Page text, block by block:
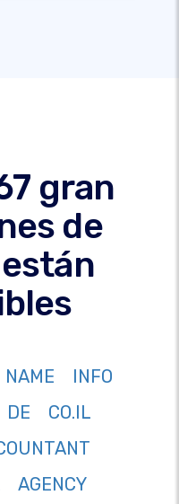
gran
de
NAME
INFO
DE
CO.IL
AGENCY